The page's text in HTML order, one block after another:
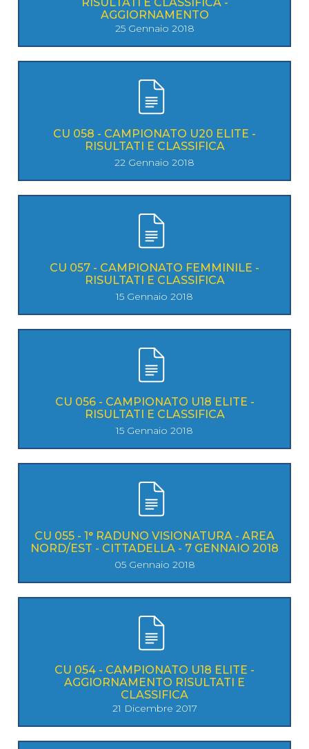
AGGIORNAMENTO
25 Gennaio 2018
CU 058 - CAMPIONATO U20 ELITE -
RISULTATI E CLASSIFICA
22 Gennaio 2018
CU 057 - CAMPIONATO FEMMINILE -
RISULTATI E CLASSIFICA
15 Gennaio 2018
CU 056 - CAMPIONATO U18 ELITE -
RISULTATI E CLASSIFICA
15 Gennaio 2018
CU 055 - 1° RADUNO VISIONATURA - AREA
NORD/EST - CITTADELLA - 7 GENNAIO 2018
05 Gennaio 2018
CU 054 - CAMPIONATO U18 ELITE -
AGGIORNAMENTO RISULTATI E
CLASSIFICA
21 Dicembre 2017